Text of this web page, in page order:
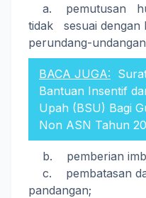
a. pemutusan
tidak sesuai dengan
perundang-
BACA JUGA:
Bantuan Insentif
Upah (BSU) Bagi
Non ASN Tahun
b. pemberian
c. pembatasan
pandangan;